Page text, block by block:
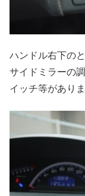
ハンドル右下のと
サイドミラーの
イッチ等がありま